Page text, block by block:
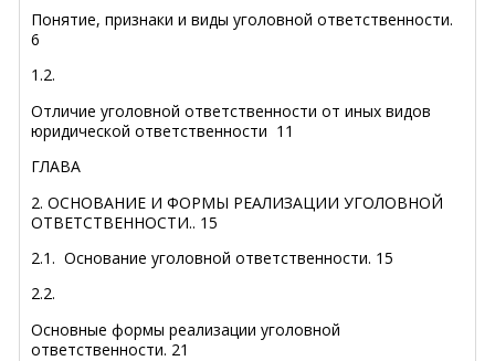
Понятие, признаки и виды уголовной ответственности.
6
1.2.
Отличие уголовной ответственности от иных видов
юридической ответственности 11
ГЛАВА
2. ОСНОВАНИЕ И ФОРМЫ РЕАЛИЗАЦИИ УГОЛОВНОЙ
ОТВЕТСТВЕННОСТИ.. 15
2.1. Основание уголовной ответственности. 15
2.2.
Основные формы реализации уголовной
ответственности. 21